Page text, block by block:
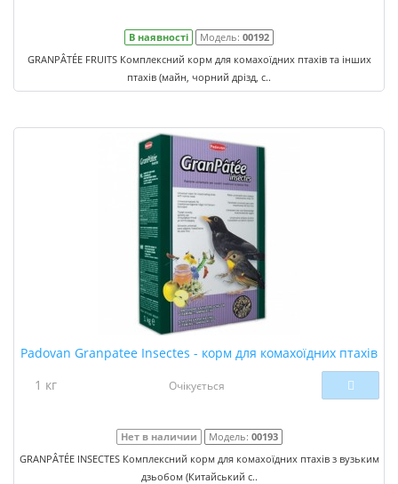
В наявності Модель: 00192
GRANPÂTÉE FRUITS Комплексний корм для комахоїдних птахів та інших
птахів (майн, чорний дрізд, с..
Padovan Granpatee Insectes - корм для комахоїдних птахів
1 кг
Очікується
Нет в наличии Модель: 00193
GRANPÂTÉE INSECTES Комплексний корм для комахоїдних птахів з вузьким
дзьобом (Китайський с..